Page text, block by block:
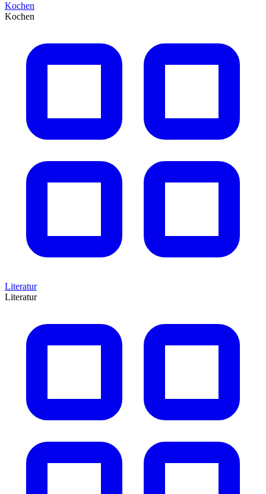
Kochen
Kochen
Literatur
Literatur